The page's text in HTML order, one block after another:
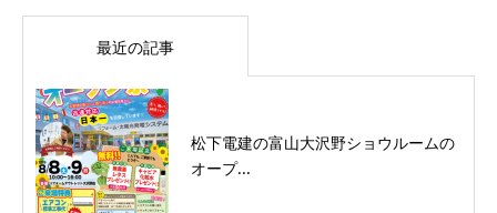
最近の記事
松下電建の富山大沢野ショウルームの
オープ...